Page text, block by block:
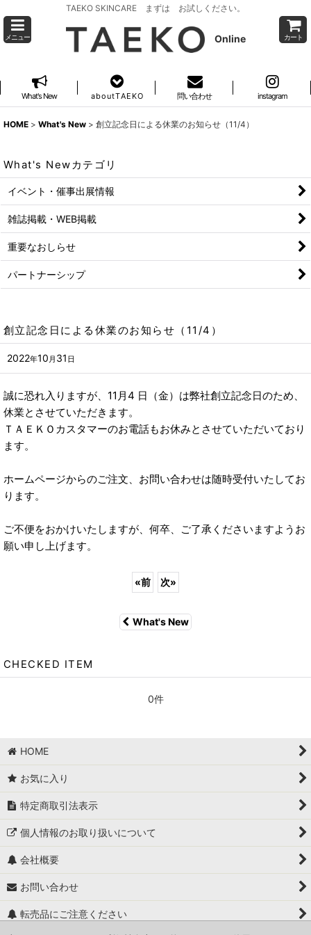
TAEKO SKINCARE まずは お試しください。
メニュー Online カート
What's New a b o u t T A E K O 問い合わせ instagram
HOME > What's New > 創立記念日による休業のお知らせ（11/4）
創立記念日による休業のお知らせ（11/4）
2022年10 月 31 日
誠に恐れ入りますが、11月4 日（金）は弊社創立記念日のため、
休業とさせていただきます。
ＴＡＥＫＯカスタマーのお電話もお休みとさせていただいており
ます。
ホームページからのご注文、お問い合わせは随時受付いたしてお
ります。
ご不便をおかけいたしますが、何卒、ご了承くださいますようお
願い申し上げます。
«前 次»
What's New
What's Newカテゴリ
イベント・催事出展情報
雑誌掲載・WEB掲載
重要なおしらせ
パートナーシップ
CHECKED ITEM
0件
HOME
お気に入り
特定商取引法表示
個人情報のお取り扱いについて
会社概要
お問い合わせ
転売品にご注意ください